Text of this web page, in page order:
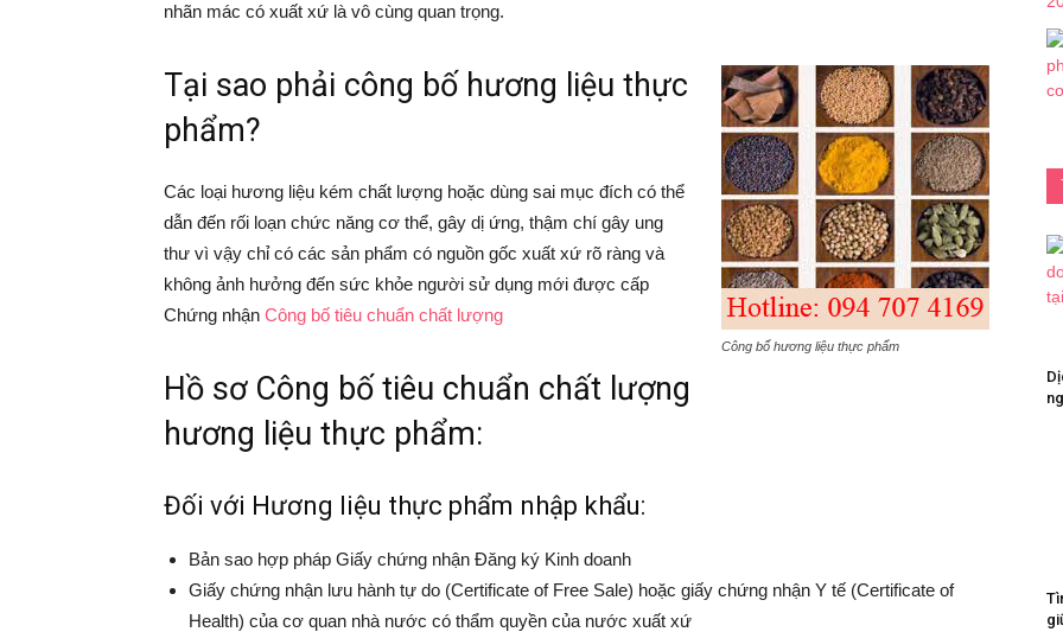
nhãn mác có xuất xứ là vô cùng quan trọng.
Công bố hương liệu thực phẩm
Tại sao phải công bố hương liệu thực
phẩm?
Các loại hương liệu kém chất lượng hoặc dùng sai mục đích có thể
dẫn đến rối loạn chức năng cơ thể, gây dị ứng, thậm chí gây ung
thư vì vậy chỉ có các sản phẩm có nguồn gốc xuất xứ rõ ràng và
không ảnh hưởng đến sức khỏe người sử dụng mới được cấp
Chứng nhận Công bố tiêu chuẩn chất lượng
Hồ sơ Công bố tiêu chuẩn chất lượng
hương liệu thực phẩm:
Đối với Hương liệu thực phẩm nhập khẩu:
Bản sao hợp pháp Giấy chứng nhận Đăng ký Kinh doanh
Giấy chứng nhận lưu hành tự do (Certificate of Free Sale) hoặc giấy chứng nhận Y tế (Certificate of
Health) của cơ quan nhà nước có thẩm quyền của nước xuất xứ